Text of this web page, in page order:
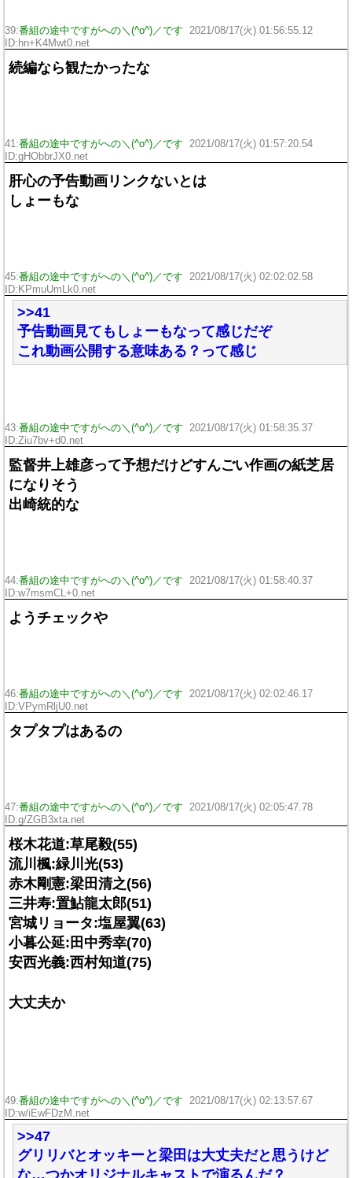
39:番組の途中ですがへの＼(^o^)／です
2021/08/17(火) 01:56:55.12
ID:hn+K4Mwt0.net
続編なら観たかったな
41:番組の途中ですがへの＼(^o^)／です
2021/08/17(火) 01:57:20.54
ID:gHObbrJX0.net
肝心の予告動画リンクないとは
しょーもな
45:番組の途中ですがへの＼(^o^)／です
2021/08/17(火) 02:02:02.58
ID:KPmuUmLk0.net
>>41
予告動画見てもしょーもなって感じだぞ
これ動画公開する意味ある？って感じ
43:番組の途中ですがへの＼(^o^)／です
2021/08/17(火) 01:58:35.37
ID:Ziu7bv+d0.net
監督井上雄彦って予想だけどすんごい作画の紙芝居
になりそう
出崎統的な
44:番組の途中ですがへの＼(^o^)／です
2021/08/17(火) 01:58:40.37
ID:w7msmCL+0.net
ようチェックや
46:番組の途中ですがへの＼(^o^)／です
2021/08/17(火) 02:02:46.17
ID:VPymRljU0.net
タプタプはあるの
47:番組の途中ですがへの＼(^o^)／です
2021/08/17(火) 02:05:47.78
ID:g/ZGB3xta.net
桜木花道:草尾毅(55)
流川楓:緑川光(53)
赤木剛憲:梁田清之(56)
三井寿:置鮎龍太郎(51)
宮城リョータ:塩屋翼(63)
小暮公延:田中秀幸(70)
安西光義:西村知道(75)
大丈夫か
49:番組の途中ですがへの＼(^o^)／です
2021/08/17(火) 02:13:57.67
ID:w/iEwFDzM.net
>>47
グリリバとオッキーと梁田は大丈夫だと思うけど